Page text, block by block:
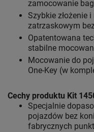
zamocowanie
Szybkie złożenie
zatrzaskowym
Opatentowana
stabilne
Mocowanie do
One-Key (w
Cechy produktu Kit
Specjalnie
pojazdów bez
fabrycznych